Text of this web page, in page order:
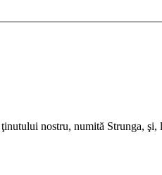
nostru, numită Strunga, şi,